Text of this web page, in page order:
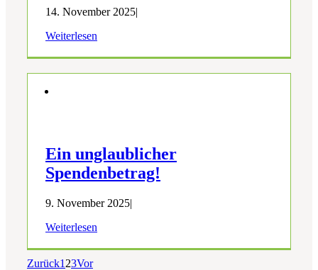
14. November 2025|
Weiterlesen
Ein unglaublicher
Spendenbetrag!
9. November 2025|
Weiterlesen
Zurück1 23Vor